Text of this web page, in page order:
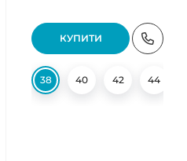
КУПИТИ
38 40 42 44